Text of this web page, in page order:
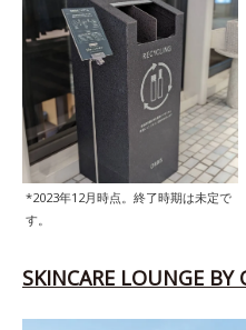
*2023年12月時点。終了時期は未定で
す。
SKINCARE LOUNGE BY